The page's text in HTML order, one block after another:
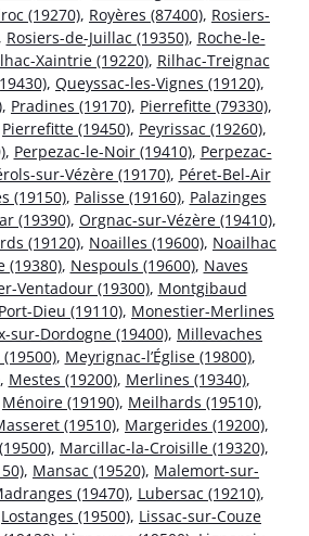
(19270), Royères (87400), Rosiers-
Rosiers-de-Juillac (19350), Roche-le-
Xaintrie (19220), Rilhac-Treignac
, Queyssac-les-Vignes (19120),
, Pradines (19170), Pierrefitte (79330),
Pierrefitte (19450), Peyrissac (19260),
, Perpezac-le-Noir (19410), Perpezac-
sur-Vézère (19170), Péret-Bel-Air
(19150), Palisse (19160), Palazinges
(19390), Orgnac-sur-Vézère (19410),
(19120), Noailles (19600), Noailhac
(19380), Nespouls (19600), Naves
Ventadour (19300), Montgibaud
Dieu (19110), Monestier-Merlines
sur-Dordogne (19400), Millevaches
, Meyrignac-l’Église (19800),
, Mestes (19200), Merlines (19340),
Ménoire (19190), Meilhards (19510),
(19510), Margerides (19200),
, Marcillac-la-Croisille (19320),
, Mansac (19520), Malemort-sur-
(19470), Lubersac (19210),
Lostanges (19500), Lissac-sur-Couze